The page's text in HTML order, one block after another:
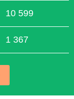
10 599
1 367